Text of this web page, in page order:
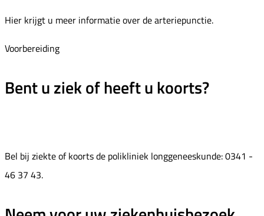
Hier krijgt u meer informatie over de arteriepunctie.
Voorbereiding
Bent u ziek of heeft u koorts?
Bel bij ziekte of koorts de polikliniek longgeneeskunde: 0341 -
46 37 43.